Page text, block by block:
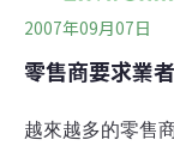
2007年09月07日
零售商要求業
越來越多的零售